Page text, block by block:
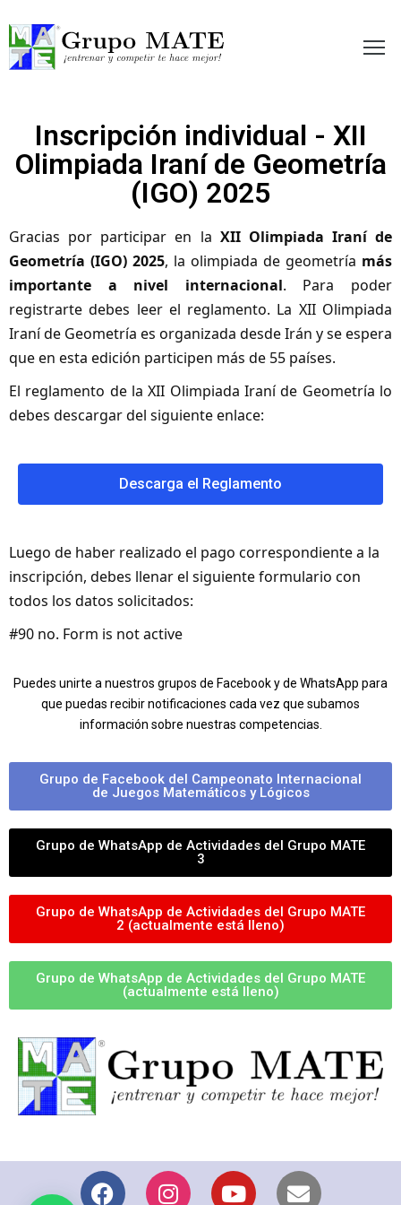
te hace mejor!
Inscripción individual - XII
Olimpiada Iraní de Geometría
(IGO) 2025
Gracias por participar en la XII Olimpiada Iraní de
Geometría (IGO) 2025, la olimpiada de geometría más
importante a nivel internacional. Para poder
registrarte debes leer el reglamento. La XII Olimpiada
Iraní de Geometría es organizada desde Irán y se espera
que en esta edición participen más de 55 países.
El reglamento de la XII Olimpiada Iraní de Geometría lo
debes descargar del siguiente enlace:
Descarga el Reglamento
Luego de haber realizado el pago correspondiente a la
inscripción, debes llenar el siguiente formulario con
todos los datos solicitados:
#90 no. Form is not active
Puedes unirte a nuestros grupos de Facebook y de WhatsApp para
que puedas recibir notificaciones cada vez que subamos
información sobre nuestras competencias.
Grupo de Facebook del Campeonato Internacional
de Juegos Matemáticos y Lógicos
Grupo de WhatsApp de Actividades del Grupo MATE
3
Grupo de WhatsApp de Actividades del Grupo MATE
2 (actualmente está lleno)
Grupo de WhatsApp de Actividades del Grupo MATE
(actualmente está lleno)